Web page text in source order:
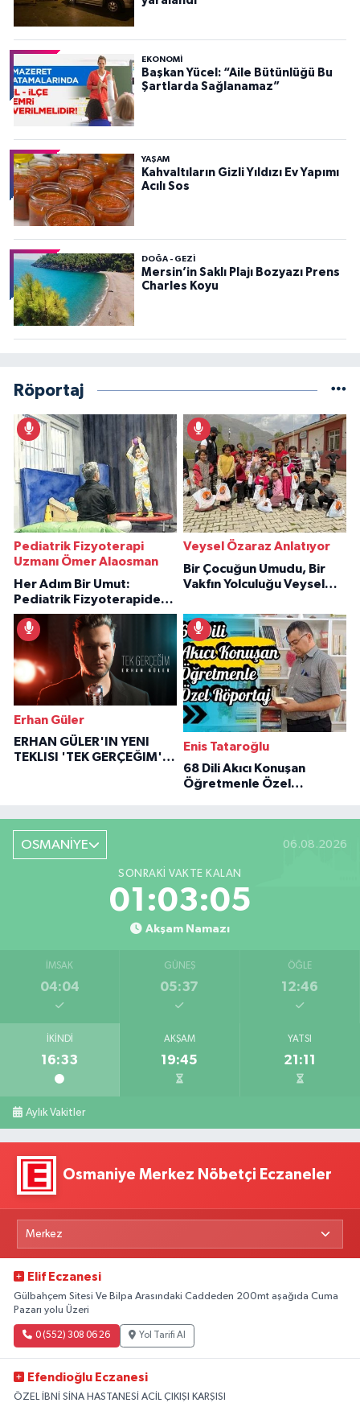
EKONOMI
Başkan Yücel: “Aile Bütünlüğü Bu
Şartlarda Sağlanamaz”
YAŞAM
Kahvaltıların Gizli Yıldızı Ev Yapımı
Acılı Sos
DOĞA - GEZI
Mersin’in Saklı Plajı Bozyazı Prens
Charles Koyu
Röportaj
Pediatrik Fizyoterapi
Uzmanı Ömer Alaosman
Her Adım Bir Umut:
Pediatrik Fizyoterapiden
İlham Veren Hikâyeler
Veysel Özaraz Anlatıyor
Bir Çocuğun Umudu, Bir
Vakfın Yolculuğu Veysel
Erhan Güler
ERHAN GÜLER'IN YENI
TEKLISI 'TEK GERÇEĞIM'LE
Enis Tataroğlu
68 Dili Akıcı Konuşan
Öğretmenle Özel
OSMANİYE 06.08.2026
SONRAKI VAKTE KALAN
01:03:04
Akşam Namazı
İMSAK
04:04
GÜNEŞ
05:37
ÖĞLE
12:46
İKINDI
16:33
AKŞAM
19:45
YATSI
21:11
Aylık Vakitler
Osmaniye Merkez Nöbetçi Eczaneler
Elif Eczanesi
Gülbahçem Sitesi Ve Bilpa Arasındaki Caddeden 200mt aşağıda Cuma
Pazarı yolu Üzeri
0 (552) 308 06 26 Yol Tarifi Al
Efendioğlu Eczanesi
ÖZEL İBNİ SİNA HASTANESİ ACİL ÇIKIŞI KARŞISI